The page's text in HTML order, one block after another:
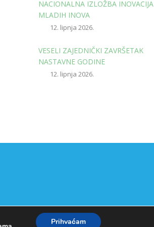
NACIONALNA IZLOŽBA INOVACIJA
MLADIH INOVA
12. lipnja 2026.
VESELI ZAJEDNIČKI ZAVRŠETAK
NASTAVNE GODINE
12. lipnja 2026.
Prihvaćam